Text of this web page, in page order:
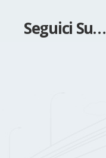
Seguici Su…